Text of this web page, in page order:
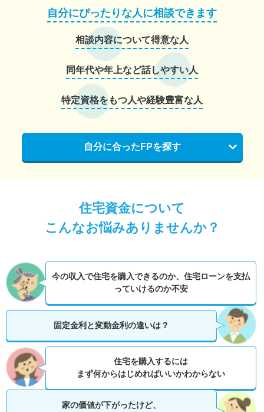
自分にぴったりな人に相談できます
相談内容について得意な人
同年代や年上など話しやすい人
特定資格をもつ人や経験豊富な人
自分に合ったFPを探す
住宅資金について
こんなお悩みありませんか？
今の収入で住宅を購入できるのか、 住宅ローンを支払
っていけるのか不安
固定金利と変動金利の違いは？
住宅を購入するには
まず何からはじめればいいかわからない
家の価値が下がったけど、